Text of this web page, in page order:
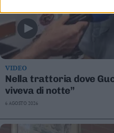
VIDEO
Nella trattoria dove
viveva di notte”
6 AGOSTO 2026